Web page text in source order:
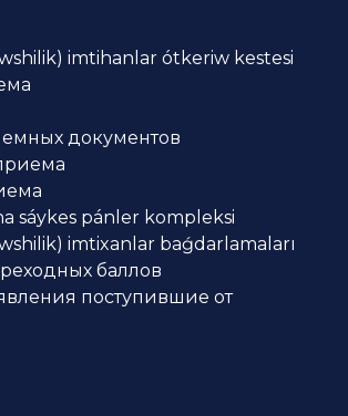
imtihanlar ótkeriw kestesi
документов
sáykes pánler kompleksi
imtixanlar baǵdarlamaları
баллов
поступившие от